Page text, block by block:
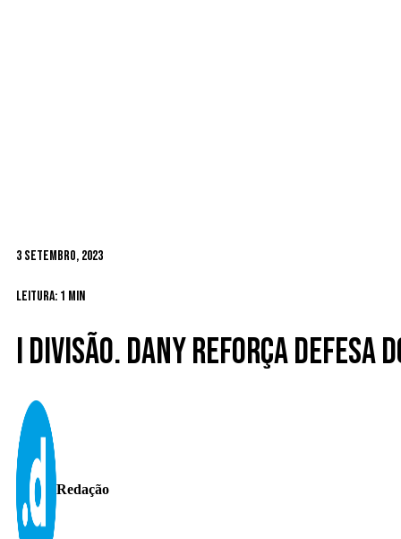
3 Setembro, 2023
Leitura: 1 min
I Divisão. Dany reforça defesa
Redação